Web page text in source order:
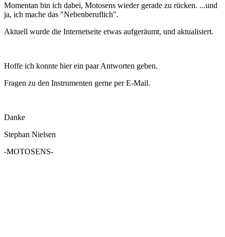
Momentan bin ich dabei, Motosens wieder gerade zu rücken. ...und
ja, ich mache das "Nebenberuflich".
Aktuell wurde die Internetseite etwas aufgeräumt, und aktualisiert.
Hoffe ich konnte hier ein paar Antworten geben.
Fragen zu den Instrumenten gerne per E-Mail.
Danke
Stephan Nielsen
-MOTOSENS-